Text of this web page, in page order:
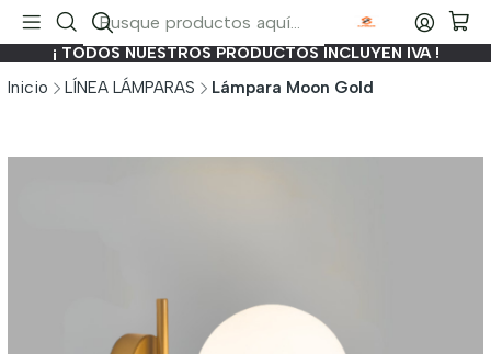
¡ TODOS NUESTROS PRODUCTOS INCLUYEN IVA !
Inicio LÍNEA LÁMPARAS Lámpara Moon Gold